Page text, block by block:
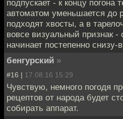
подпускает - к концу погона
автоматом уменьшается до
подходят хвосты, а в
вовсе визуальный признак -
начинает постепенно снизу-
бенгурский »
#16 | 17.08.16 15:29
Чувствую, немного погодя
рецептов от народа будет
собирать аппарат.